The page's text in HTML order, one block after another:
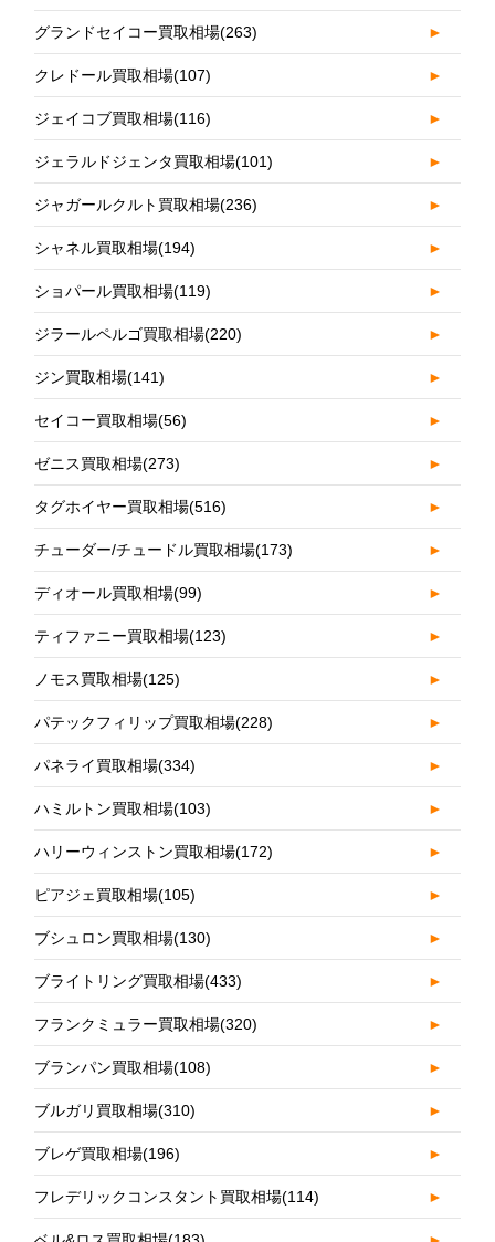
グランドセイコー買取相場(263) ►
クレドール買取相場(107) ►
ジェイコブ買取相場(116) ►
ジェラルドジェンタ買取相場(101) ►
ジャガールクルト買取相場(236) ►
シャネル買取相場(194) ►
ショパール買取相場(119) ►
ジラールペルゴ買取相場(220) ►
ジン買取相場(141) ►
セイコー買取相場(56) ►
ゼニス買取相場(273) ►
タグホイヤー買取相場(516) ►
チューダー/チュードル買取相場(173) ►
ディオール買取相場(99) ►
ティファニー買取相場(123) ►
ノモス買取相場(125) ►
パテックフィリップ買取相場(228) ►
パネライ買取相場(334) ►
ハミルトン買取相場(103) ►
ハリーウィンストン買取相場(172) ►
ピアジェ買取相場(105) ►
ブシュロン買取相場(130) ►
ブライトリング買取相場(433) ►
フランクミュラー買取相場(320) ►
ブランパン買取相場(108) ►
ブルガリ買取相場(310) ►
ブレゲ買取相場(196) ►
フレデリックコンスタント買取相場(114) ►